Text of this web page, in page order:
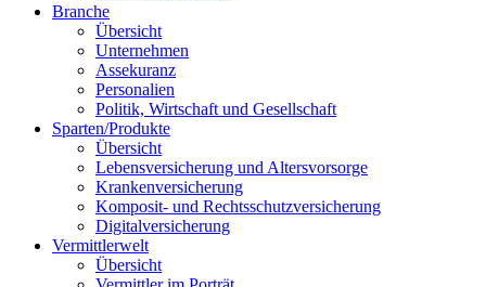
Branche
Übersicht
Unternehmen
Assekuranz
Personalien
Politik, Wirtschaft und Gesellschaft
Sparten/Produkte
Übersicht
Lebensversicherung und Altersvorsorge
Krankenversicherung
Komposit- und Rechtsschutzversicherung
Digitalversicherung
Vermittlerwelt
Übersicht